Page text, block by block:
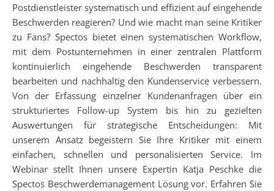
Postdienstleister systematisch und effizient auf eingehende
Beschwerden reagieren? Und wie macht man seine Kritiker
zu Fans? Spectos bietet einen systematischen Workflow,
mit dem Postunternehmen in einer zentralen Plattform
kontinuierlich eingehende Beschwerden transparent
bearbeiten und nachhaltig den Kundenservice verbessern.
Von der Erfassung einzelner Kundenanfragen über ein
strukturiertes Follow-up System bis hin zu gezielten
Auswertungen für strategische Entscheidungen: Mit
unserem Ansatz begeistern Sie Ihre Kritiker mit einem
einfachen, schnellen und personalisierten Service. Im
Webinar stellt Ihnen unsere Expertin Katja Peschke die
Spectos Beschwerdemanagement Lösung vor. Erfahren Sie